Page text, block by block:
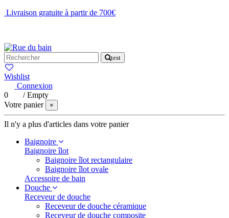
Livraison gratuite à partir de 700€
test
Wishlist
Connexion
0
/Empty
Votre panier
×
Il n'y a plus d'articles dans votre panier
Baignoire
Baignoire îlot
Baignoire îlot rectangulaire
Baignoire îlot ovale
Accessoire de bain
Douche
Receveur de douche
Receveur de douche céramique
Receveur de douche composite